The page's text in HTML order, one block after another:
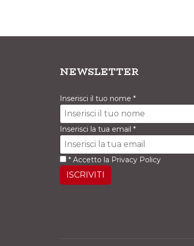
NEWSLETTER
Inserisci il tuo nome *
Inserisci la tua email *
* Accetto la Privacy Policy
ISCRIVITI